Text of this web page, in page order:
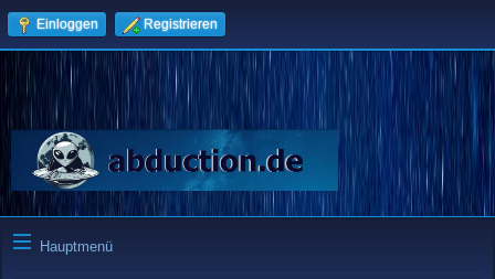
Einloggen Registrieren
Hauptmenü